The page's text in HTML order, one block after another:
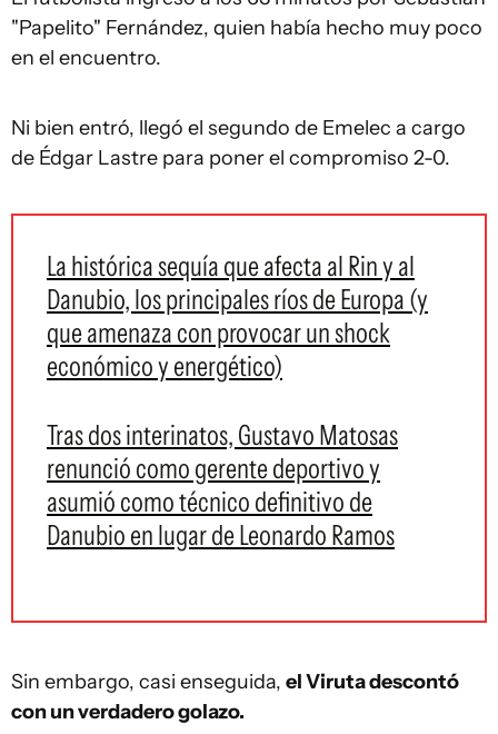
"Papelito" Fernández, quien había hecho muy poco
en el encuentro.
Ni bien entró, llegó el segundo de Emelec a cargo
de Édgar Lastre para poner el compromiso 2-0.
La histórica sequía que afecta al Rin y al
Danubio, los principales ríos de Europa (y
que amenaza con provocar un shock
económico y energético)
Tras dos interinatos, Gustavo Matosas
renunció como gerente deportivo y
asumió como técnico definitivo de
Danubio en lugar de Leonardo Ramos
Sin embargo, casi enseguida, el Viruta descontó
con un verdadero golazo.